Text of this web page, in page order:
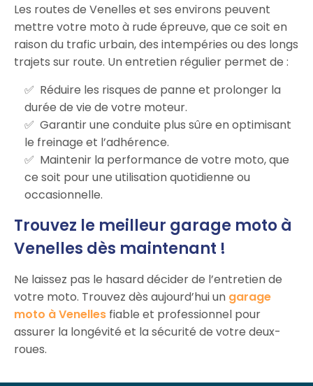
Les routes de Venelles et ses environs peuvent
mettre votre moto à rude épreuve, que ce soit en
raison du trafic urbain, des intempéries ou des longs
trajets sur route. Un entretien régulier permet de :
Réduire les risques de panne et prolonger la
durée de vie de votre moteur.
Garantir une conduite plus sûre en optimisant
le freinage et l’adhérence.
Maintenir la performance de votre moto, que
ce soit pour une utilisation quotidienne ou
occasionnelle.
Trouvez le meilleur garage moto à
Venelles dès maintenant !
Ne laissez pas le hasard décider de l’entretien de
votre moto. Trouvez dès aujourd’hui un garage
moto à Venelles fiable et professionnel pour
assurer la longévité et la sécurité de votre deux-
roues.